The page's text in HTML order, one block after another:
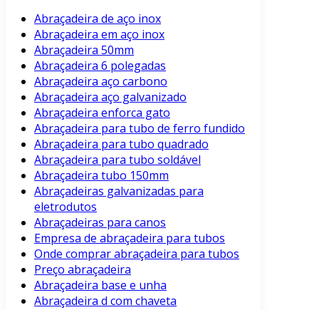
Abraçadeira de aço inox
Abraçadeira em aço inox
Abraçadeira 50mm
Abraçadeira 6 polegadas
Abraçadeira aço carbono
Abraçadeira aço galvanizado
Abraçadeira enforca gato
Abraçadeira para tubo de ferro fundido
Abraçadeira para tubo quadrado
Abraçadeira para tubo soldável
Abraçadeira tubo 150mm
Abraçadeiras galvanizadas para
eletrodutos
Abraçadeiras para canos
Empresa de abraçadeira para tubos
Onde comprar abraçadeira para tubos
Preço abraçadeira
Abraçadeira base e unha
Abraçadeira d com chaveta